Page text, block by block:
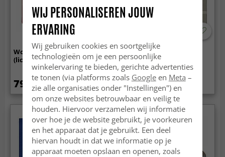
Wollen-vloerkleed - Peniche
(lichtblauw/rood)
79.99 €
Wollen-vloerkleed -
Gingham (no. 5)
67.99 €
WIJ PERSONALISEREN JOUW
ERVARING
Wij gebruiken cookies en soortgelijke
technologieën om je een persoonlijke
winkelervaring te bieden, gerichte advertenties
te tonen (via platforms zoals Googleen Meta –
zie alle organisaties onder "Instellingen") en
om onze websites betrouwbaar en veilig te
houden. Hiervoor verzamelen wij informatie
over hoe je de website gebruikt, je voorkeuren
en het apparaat dat je gebruikt. Een deel
hiervan houdt in dat we informatie op je
apparaat moeten opslaan en openen, zoals